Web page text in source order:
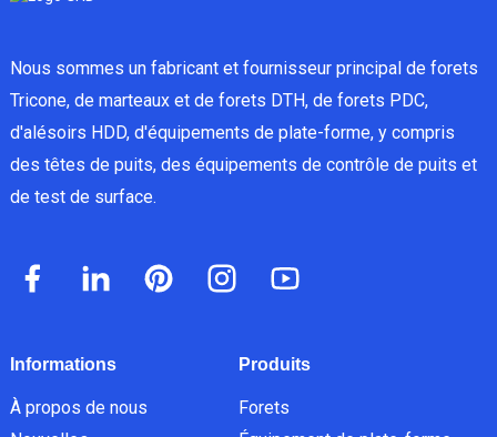
Nous sommes un fabricant et fournisseur principal de forets
Tricone, de marteaux et de forets DTH, de forets PDC,
d'alésoirs HDD, d'équipements de plate-forme, y compris
des têtes de puits, des équipements de contrôle de puits et
de test de surface.
Informations
À propos de nous
Produits
Forets